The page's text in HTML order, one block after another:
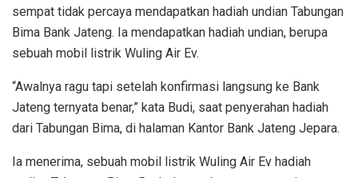
sempat tidak percaya mendapatkan hadiah undian Tabungan
Bima Bank Jateng. Ia mendapatkan hadiah undian, berupa
sebuah mobil listrik Wuling Air Ev.
“Awalnya ragu tapi setelah konfirmasi langsung ke Bank
Jateng ternyata benar,” kata Budi, saat penyerahan hadiah
dari Tabungan Bima, di halaman Kantor Bank Jateng Jepara.
Ia menerima, sebuah mobil listrik Wuling Air Ev hadiah